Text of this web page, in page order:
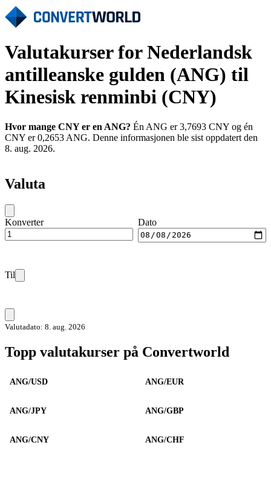
Valutakurser for Nederlandsk
antilleanske gulden (ANG) til
Kinesisk renminbi (CNY)
Hvor mange CNY er en ANG? Én ANG er 3,7693 CNY og én
CNY er 0,2653 ANG. Denne informasjonen ble sist oppdatert den
8. aug. 2026.
Valuta
Konverter Dato
Til
Valutadato: 8. aug. 2026
Topp valutakurser på Convertworld
ANG/USD ANG/EUR
ANG/JPY ANG/GBP
ANG/CNY ANG/CHF